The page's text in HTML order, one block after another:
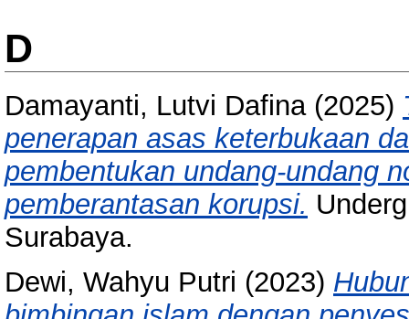
D
Damayanti, Lutvi Dafina(2025)
penerapan asas keterbukaan
pembentukan undang-undang
pemberantasan korupsi.
Surabaya.
Dewi, Wahyu Putri (2023)